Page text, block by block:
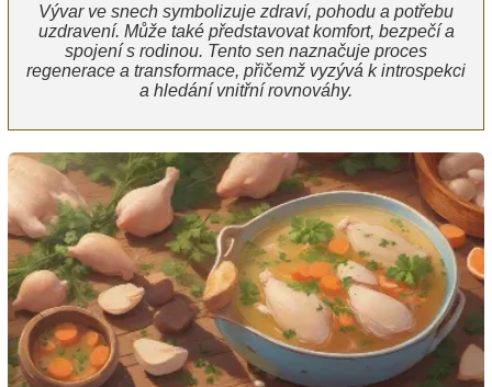
Vývar ve snech symbolizuje zdraví, pohodu a potřebu
uzdravení. Může také představovat komfort, bezpečí a
spojení s rodinou. Tento sen naznačuje proces
regenerace a transformace, přičemž vyzývá k introspekci
a hledání vnitřní rovnováhy.